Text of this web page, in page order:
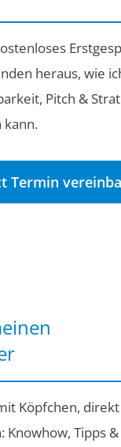
heraus, wie
Pitch &
kann.
Termin
Köpfchen, direkt
Knowhow, Tipps &